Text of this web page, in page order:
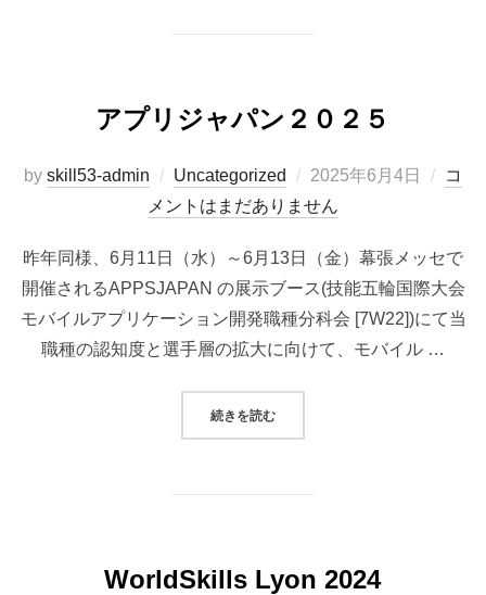
アプリジャパン２０２５
by skill53-admin Uncategorized
投
稿
2025年6月4日
コ
メントはまだありません
昨年同様、6月11日（水）～6月13日（金）幕張メッセで
開催されるAPPSJAPAN の展示ブース(技能五輪国際大会
モバイルアプリケーション開発職種分科会 [7W22])にて当
職種の認知度と選手層の拡大に向けて、モバイル …
続きを読む“アプリジャパン２０２５”
WorldSkills Lyon 2024